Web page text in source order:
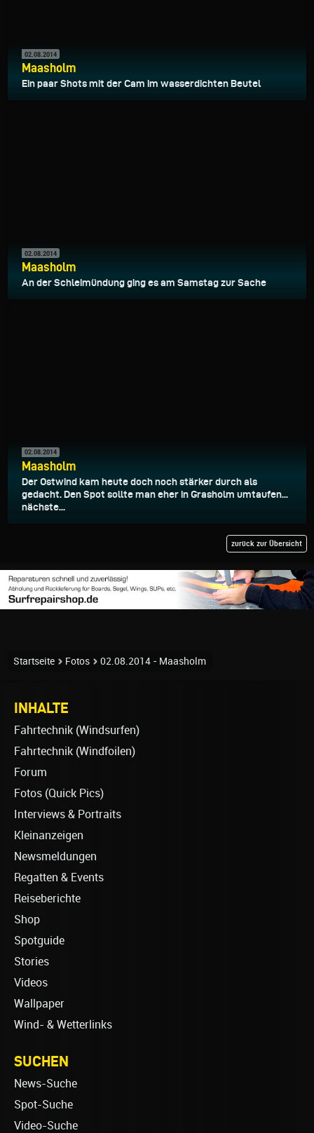
02.08.2014
Maasholm
Ein paar Shots mit der Cam im wasserdichten Beutel
02.08.2014
Maasholm
An der Schleimündung ging es am Samstag zur Sache
02.08.2014
Maasholm
Der Ostwind kam heute doch noch stärker durch als
gedacht. Den Spot sollte man eher in Grasholm umtaufen...
nächste...
zurück zur Übersicht
Startseite Fotos 02.08.2014 - Maasholm
INHALTE
Fahrtechnik (Windsurfen)
Fahrtechnik (Windfoilen)
Forum
Fotos (Quick Pics)
Interviews & Portraits
Kleinanzeigen
Newsmeldungen
Regatten & Events
Reiseberichte
Shop
Spotguide
Stories
Videos
Wallpaper
Wind- & Wetterlinks
SUCHEN
News-Suche
Spot-Suche
Video-Suche